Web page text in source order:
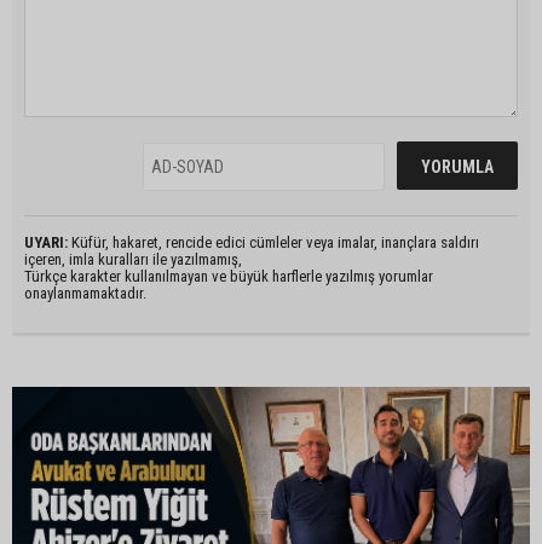
UYARI: Küfür, hakaret, rencide edici cümleler veya imalar, inançlara saldırı
içeren, imla kuralları ile yazılmamış,
Türkçe karakter kullanılmayan ve büyük harflerle yazılmış yorumlar
onaylanmamaktadır.